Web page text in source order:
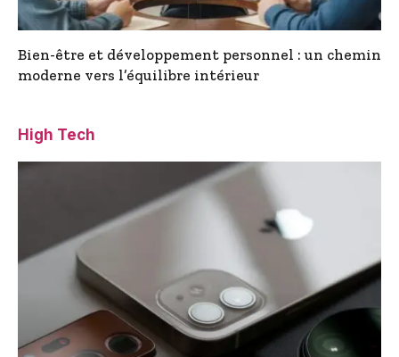
Bien-être et développement personnel : un chemin
moderne vers l’équilibre intérieur
High Tech